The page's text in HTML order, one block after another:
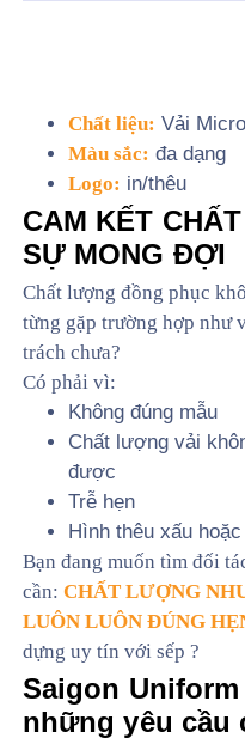
Chất liệu: Vải
Màu sắc: đa dạng
Logo: in/thêu
CAM KẾT
SỰ MONG ĐỢI
Chất lượng đồng phục
từng gặp trường hợp như
trách chưa?
Có phải vì:
Không đúng mẫu
Chất lượng vải
được
Trễ hẹn
Hình thêu xấu
Bạn đang muốn tìm đối
cần: CHẤT LƯỢNG
LUÔN LUÔN ĐÚNG
dựng uy tín với sếp ?
Saigon
những yêu cầu